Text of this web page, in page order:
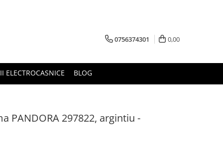
0756374301 0,00
ELECTROCASNICE BLOG
PANDORA 297822, argintiu -